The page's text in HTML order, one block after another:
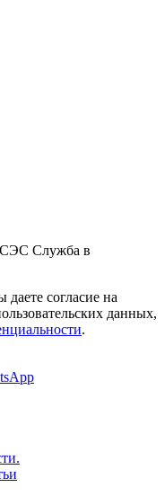
Служба в
согласие на
данных,
.